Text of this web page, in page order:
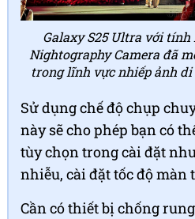
Galaxy S25 Ultra với
Nightography Camera đã
trong lĩnh vực nhiếp ảnh di
Sử dụng chế độ chụp
này sẽ cho phép bạn có
tùy chọn trong cài đặt
nhiễu, cài đặt tốc độ màn
Cần có thiết bị chống